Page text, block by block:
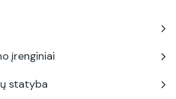
įrenginiai
statyba